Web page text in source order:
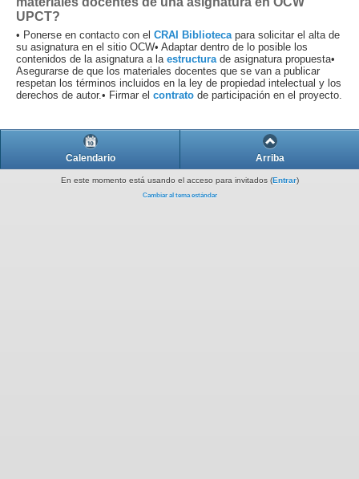
UPCT?
• Ponerse en contacto con elCRAI Bibliotecapara solicitar el alta de
su asignatura en el sitio OCW• Adaptar dentro de lo posible los
contenidos de la asignatura a laestructurade asignatura propuesta•
Asegurarse de que los materiales docentes que se van a publicar
respetan los términos incluidos en la ley de propiedad intelectual y los
derechos de autor.• Firmar elcontrato de participación en el proyecto.
Calendario Arriba
En este momento está usando el acceso para invitados (Entrar)
Cambiar al tema estándar